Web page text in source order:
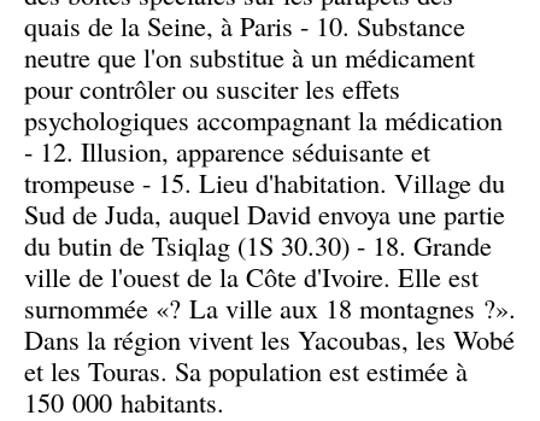
quais de la Seine, à Paris - 10. Substance
neutre que l'on substitue à un médicament
pour contrôler ou susciter les effets
psychologiques accompagnant la médication
- 12. Illusion, apparence séduisante et
trompeuse - 15. Lieu d'habitation. Village du
Sud de Juda, auquel David envoya une partie
du butin de Tsiqlag (1S 30.30) - 18. Grande
ville de l'ouest de la Côte d'Ivoire. Elle est
surnommée «? La ville aux 18 montagnes ?».
Dans la région vivent les Yacoubas, les Wobé
et les Touras. Sa population est estimée à
150 000 habitants.